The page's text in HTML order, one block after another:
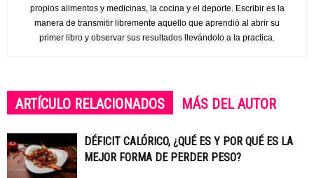
propios alimentos y medicinas, la cocina y el deporte. Escribir es la
manera de transmitir libremente aquello que aprendió al abrir su
primer libro y observar sus resultados llevándolo a la practica.
ARTÍCULO RELACIONADOS MÁS DEL AUTOR
DÉFICIT CALÓRICO, ¿QUÉ ES Y POR QUÉ ES LA
MEJOR FORMA DE PERDER PESO?